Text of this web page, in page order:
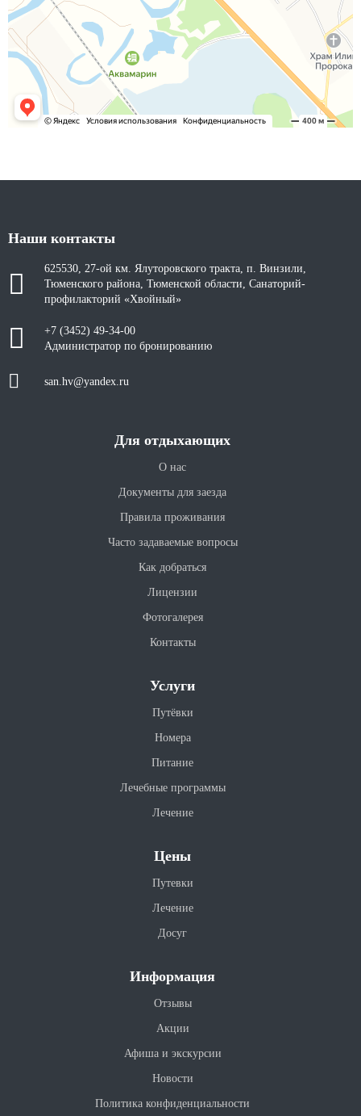
Наши контакты
625530, 27-ой км. Ялуторовского тракта, п. Винзили,
Тюменского района, Тюменской области, Санаторий-
профилакторий «Хвойный»
+7 (3452) 49-34-00
Администратор по бронированию
san.hv@yandex.ru
Для отдыхающих
О нас
Документы для заезда
Правила проживания
Часто задаваемые вопросы
Как добраться
Лицензии
Фотогалерея
Контакты
Услуги
Путёвки
Номера
Питание
Лечебные программы
Лечение
Цены
Путевки
Лечение
Досуг
Информация
Отзывы
Акции
Афиша и экскурсии
Новости
Политика конфиденциальности